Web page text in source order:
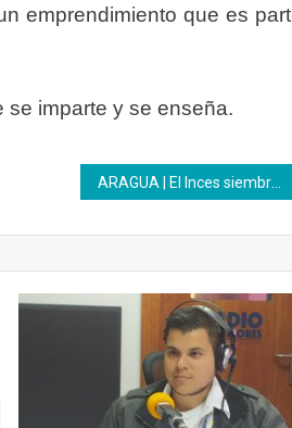
emprendimiento que es
se imparte y se enseña.